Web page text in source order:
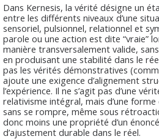
Dans Kernesis, la vérité désigne un
entre les différents niveaux d’une
sensoriel, pulsionnel, relationnel et
parole ou une action est dite “vraie”
manière transversalement valide,
en produisant une stabilité dans le
pas les vérités démonstratives
ajoute une exigence d’alignement
l’expérience. Il ne s’agit pas d’une
relativisme intégral, mais d’une
sans se rompre, même sous
donc moins une propriété d’un
d’ajustement durable dans le réel.